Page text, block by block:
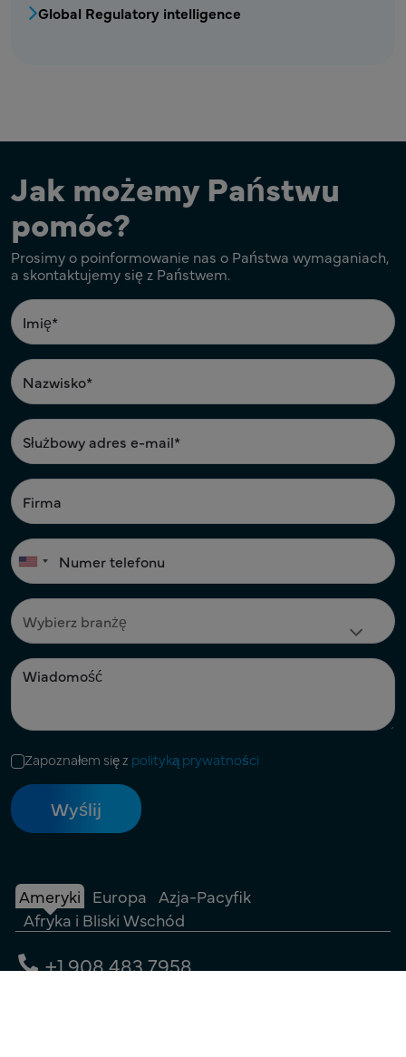
Global Regulatory intelligence
Jak możemy Państwu
pomóc?
Prosimy o poinformowanie nas o Państwa wymaganiach,
a skontaktujemy się z Państwem.
Zapoznałem się z polityką prywatności
Ameryki Europa Azja-Pacyfik
Afryka i Bliski Wschód
+1 908 483 7958